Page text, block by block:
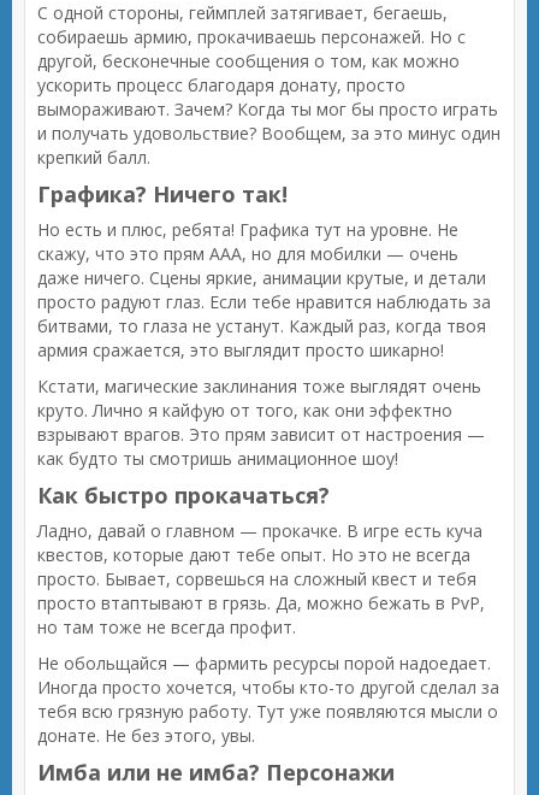
С одной стороны, геймплей затягивает, бегаешь,
собираешь армию, прокачиваешь персонажей. Но с
другой, бесконечные сообщения о том, как можно
ускорить процесс благодаря донату, просто
вымораживают. Зачем? Когда ты мог бы просто играть
и получать удовольствие? Вообщем, за это минус один
крепкий балл.
Графика? Ничего так!
Но есть и плюс, ребята! Графика тут на уровне. Не
скажу, что это прям AAA, но для мобилки — очень
даже ничего. Сцены яркие, анимации крутые, и детали
просто радуют глаз. Если тебе нравится наблюдать за
битвами, то глаза не устанут. Каждый раз, когда твоя
армия сражается, это выглядит просто шикарно!
Кстати, магические заклинания тоже выглядят очень
круто. Лично я кайфую от того, как они эффектно
взрывают врагов. Это прям зависит от настроения —
как будто ты смотришь анимационное шоу!
Как быстро прокачаться?
Ладно, давай о главном — прокачке. В игре есть куча
квестов, которые дают тебе опыт. Но это не всегда
просто. Бывает, сорвешься на сложный квест и тебя
просто втаптывают в грязь. Да, можно бежать в PvP,
но там тоже не всегда профит.
Не обольщайся — фармить ресурсы порой надоедает.
Иногда просто хочется, чтобы кто-то другой сделал за
тебя всю грязную работу. Тут уже появляются мысли о
донате. Не без этого, увы.
Имба или не имба? Персонажи